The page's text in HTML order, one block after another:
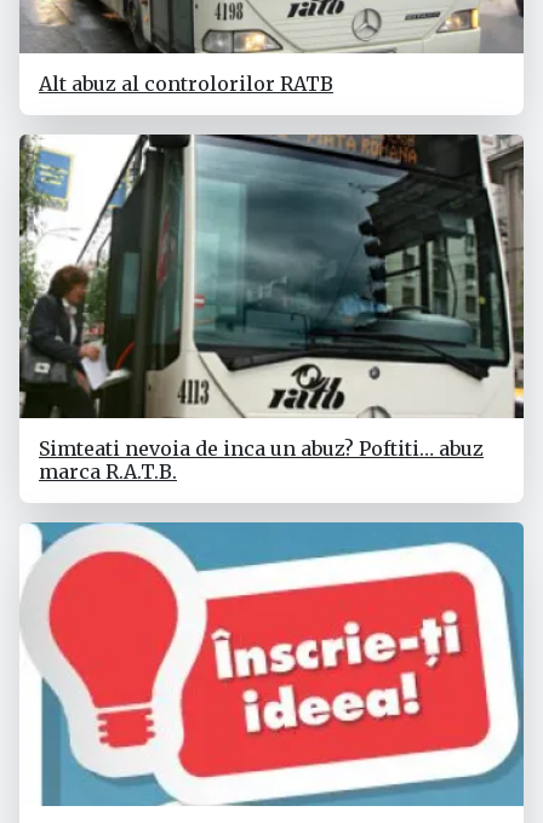
Alt abuz al controlorilor RATB
Simteati nevoia de inca un abuz? Poftiti… abuz
marca R.A.T.B.